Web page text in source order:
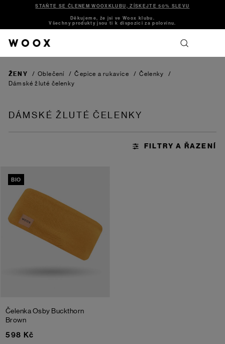
STAŇTE SE ČLENEM WOOXKLUBU, ZÍSKEJTE 50% SLEVU
Děkujeme, že jsi ve Woox klubu.
Všechny produkty jsou ti k dispozici za polovinu.
ŽENY / Oblečení / Čepice a rukavice / Čelenky
/
Dámské žluté čelenky
DÁMSKÉ ŽLUTÉ ČELENKY
BIO
Čelenka Osby Buckthorn
Brown
598 Kč